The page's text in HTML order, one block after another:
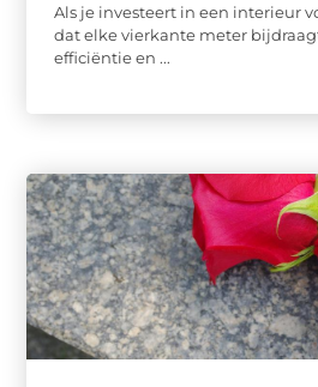
Als je investeert in een interieur
dat elke vierkante meter
efficiëntie en ...